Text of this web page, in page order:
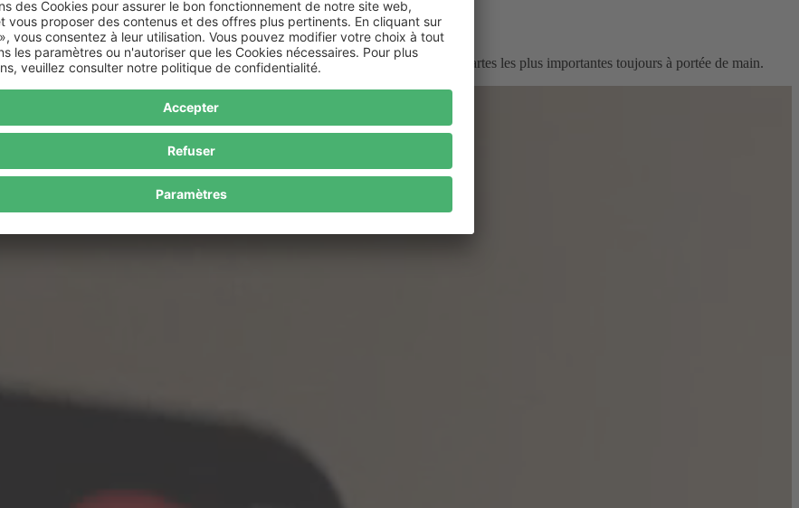
le porte-cartes avec MagSafe est fait pour vous. Il vous permet d’avoir vos cartes les plus importantes toujours à portée de main.